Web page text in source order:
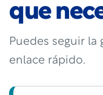
que
Puedes seguir
enlace rápido.